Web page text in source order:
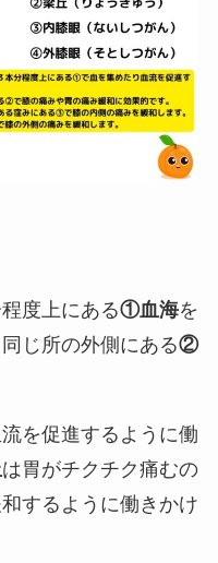
度上にある①血海を
じ所の外側にある②
を促進するように働
は胃がチクチク痛むの
するように働きかけ